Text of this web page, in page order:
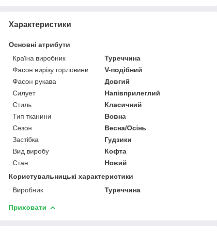
Характеристики
Основні атрибути
Країна виробник
Туреччина
Фасон вирізу горловини
V-подібний
Фасон рукава
Довгий
Силует
Напівприлеглий
Стиль
Класичний
Тип тканини
Вовна
Сезон
Весна/Осінь
Застібка
Гудзики
Вид виробу
Кофта
Стан
Новий
Користувальницькі характеристики
Виробник
Туреччина
Приховати